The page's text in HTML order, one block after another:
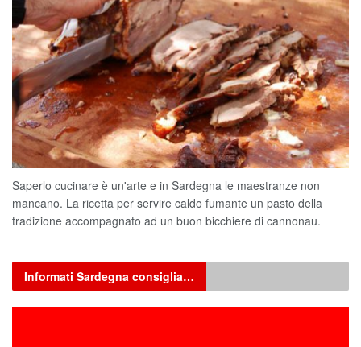
Saperlo cucinare è un'arte e in Sardegna le maestranze non
mancano. La ricetta per servire caldo fumante un pasto della
tradizione accompagnato ad un buon bicchiere di cannonau.
Informati Sardegna consiglia…